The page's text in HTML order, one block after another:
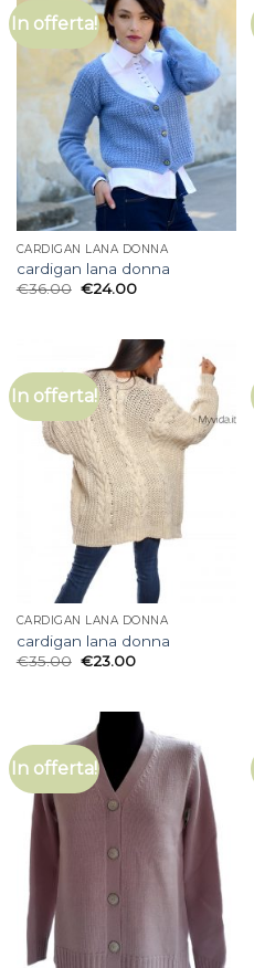
In offerta!
CARDIGAN LANA DONNA
cardigan lana donna
€36.00 €24.00
In offerta!
CARDIGAN LANA DONNA
cardigan lana donna
€35.00 €23.00
In offerta!